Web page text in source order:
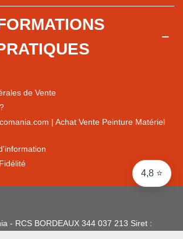
4,8 ⭐
Express, Chez vous, Point relais, Retrait magasin
de Vente
| Achat Vente Peinture Matériel
- RCS BORDEAUX 344 037 213 Siret :